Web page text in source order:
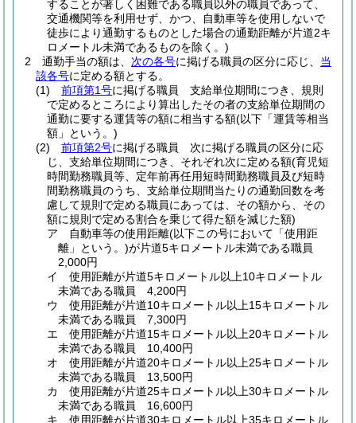
することが著しく困難である職員以外の職員であって、
交通機関等を利用せず、かつ、自動車等を使用しないで
徒歩により通勤するものとした場合の通勤距離が片道2キ
ロメートル未満であるものを除く。)
2
通勤手当の額は、 次の各号に掲げる職員の区分に応じ、 当
該各号に定める額とする。
(1)
前項第1号に掲げる職員 支給単位期間につき、規則
で定めるところにより算出したその者の支給単位期間の
通勤に要する運賃等の額に相当する額(以下「運賃等相当
額」という。)
(2)
前項第2号に掲げる職員 次に掲げる職員の区分に応
じ、支給単位期間につき、それぞれ次に定める額(育児短
時間勤務職員等、定年前再任用短時間勤務職員及び短時
間勤務職員のうち、支給単位期間当たりの通勤回数を考
慮して規則で定める職員にあっては、その額から、その
額に規則で定める割合を乗じて得た額を減じた額)
ア
自動車等の使用距離(以下この号において「使用距
離」という。)が片道5キロメートル未満である職員
2,000円
イ
使用距離が片道5キロメートル以上10キロメートル
未満である職員 4,200円
ウ
使用距離が片道10キロメートル以上15キロメートル
未満である職員 7,300円
エ
使用距離が片道15キロメートル以上20キロメートル
未満である職員 10,400円
オ
使用距離が片道20キロメートル以上25キロメートル
未満である職員 13,500円
カ
使用距離が片道25キロメートル以上30キロメートル
未満である職員 16,600円
キ
使用距離が片道30キロメートル以上35キロメートル